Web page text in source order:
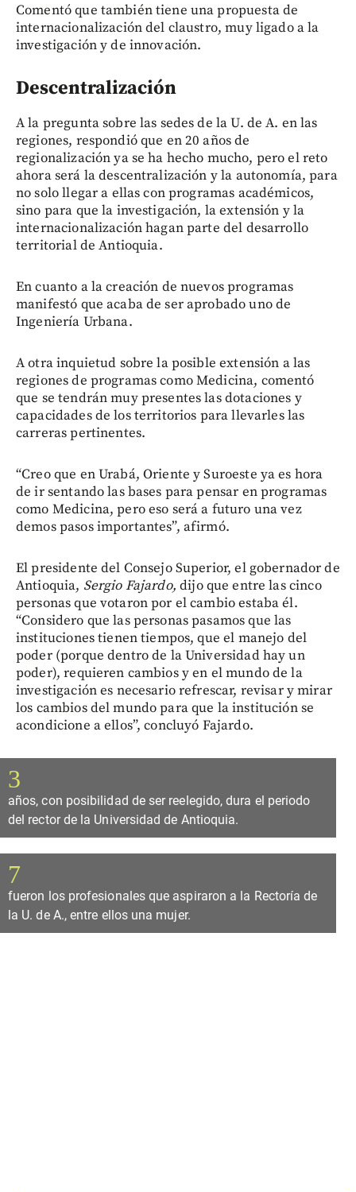
Comentó que también tiene una propuesta de
internacionalización del claustro, muy ligado a la
investigación y de innovación.
Descentralización
A la pregunta sobre las sedes de la U. de A. en las
regiones, respondió que en 20 años de
regionalización ya se ha hecho mucho, pero el reto
ahora será la descentralización y la autonomía, para
no solo llegar a ellas con programas académicos,
sino para que la investigación, la extensión y la
internacionalización hagan parte del desarrollo
territorial de Antioquia.
En cuanto a la creación de nuevos programas
manifestó que acaba de ser aprobado uno de
Ingeniería Urbana.
A otra inquietud sobre la posible extensión a las
regiones de programas como Medicina, comentó
que se tendrán muy presentes las dotaciones y
capacidades de los territorios para llevarles las
carreras pertinentes.
“Creo que en Urabá, Oriente y Suroeste ya es hora
de ir sentando las bases para pensar en programas
como Medicina, pero eso será a futuro una vez
demos pasos importantes”, afirmó.
El presidente del Consejo Superior, el gobernador de
Antioquia, Sergio Fajardo,dijo que entre las cinco
personas que votaron por el cambio estaba él.
“Considero que las personas pasamos que las
instituciones tienen tiempos, que el manejo del
poder (porque dentro de la Universidad hay un
poder), requieren cambios y en el mundo de la
investigación es necesario refrescar, revisar y mirar
los cambios del mundo para que la institución se
acondicione a ellos”, concluyó Fajardo.
3
años, con posibilidad de ser reelegido, dura el periodo
del rector de la Universidad de Antioquia.
7
fueron los profesionales que aspiraron a la Rectoría de
la U. de A., entre ellos una mujer.